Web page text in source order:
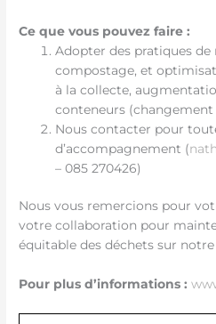
Ce que vous pouvez faire :
Adopter des pratiques
compostage, et
à la collecte,
conteneurs (changement
Nous contacter pour
d’accompagnement (
– 085 270426)
Nous vous remercions pour
votre collaboration pour
équitable des déchets sur
Pour plus d’informations :